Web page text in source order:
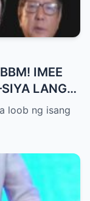
IMEE
LANG
loob ng isang